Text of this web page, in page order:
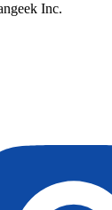
Inc.